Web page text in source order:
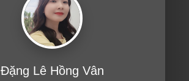
Đặng Lê Hồng Vân